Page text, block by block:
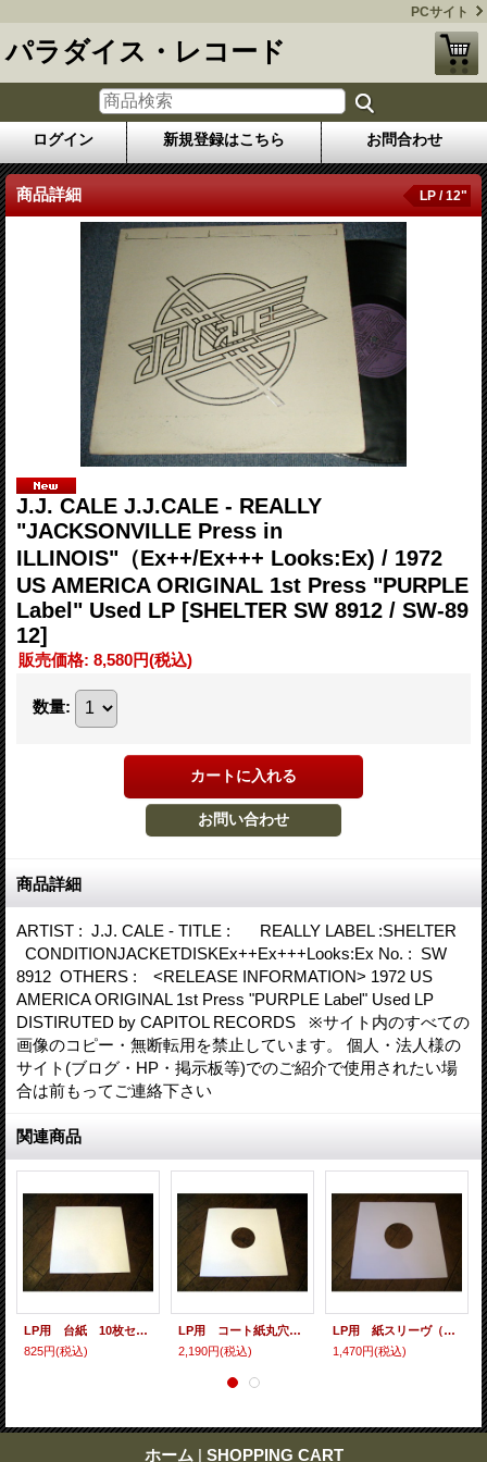
PCサイト
パラダイス・レコード
ログイン 新規登録はこちら お問合わせ
商品詳細 LP / 12"
J.J. CALE J.J.CALE - REALLY
"JACKSONVILLE Press in
ILLINOIS"（Ex++/Ex+++ Looks:Ex) / 1972
US AMERICA ORIGINAL 1st Press "PURPLE
Label" Used LP [SHELTER SW 8912 / SW-89
12]
販売価格: 8,580円(税込)
数量:
商品詳細
ARTIST : J.J. CALE - TITLE : REALLY LABEL :SHELTER
CONDITIONJACKETDISKEx++Ex+++Looks:Ex No. : SW
8912 OTHERS : <RELEASE INFORMATION> 1972 US
AMERICA ORIGINAL 1st Press "PURPLE Label" Used LP
DISTIRUTED by CAPITOL RECORDS ※サイト内のすべての
画像のコピー・無断転用を禁止しています。 個人・法人様の
サイト(ブログ・HP・掲示板等)でのご紹介で使用されたい場
合は前もってご連絡下さい
関連商品
LP用 台紙 10枚セット
825円(税込)
LP用 コート紙丸穴ジャケ 10枚セット
2,190円(税込)
LP用 紙スリーヴ（レギュラー 四角の角） 10枚セット
1,470円(税込)
ホーム | SHOPPING CART